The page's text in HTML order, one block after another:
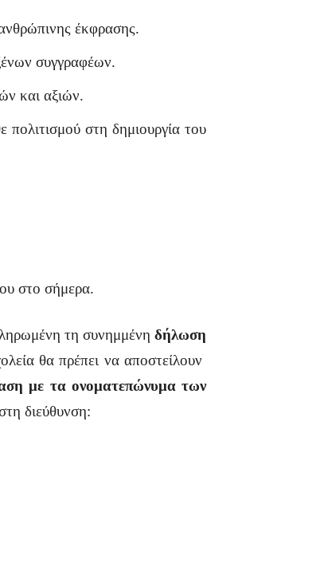
έκφρασης.
συγγραφέων.
και αξιών.
στη δημιουργία του
στο σήμερα.
τη συνημμένη δήλωση
θα πρέπει να αποστείλουν
με τα ονοματεπώνυμα των
διεύθυνση: